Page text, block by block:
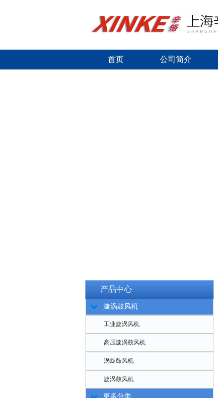
首页 公司简介
产品中心
漩涡鼓风机
工业旋涡风机
高压漩涡鼓风机
涡旋鼓风机
旋涡鼓风机
更多分类